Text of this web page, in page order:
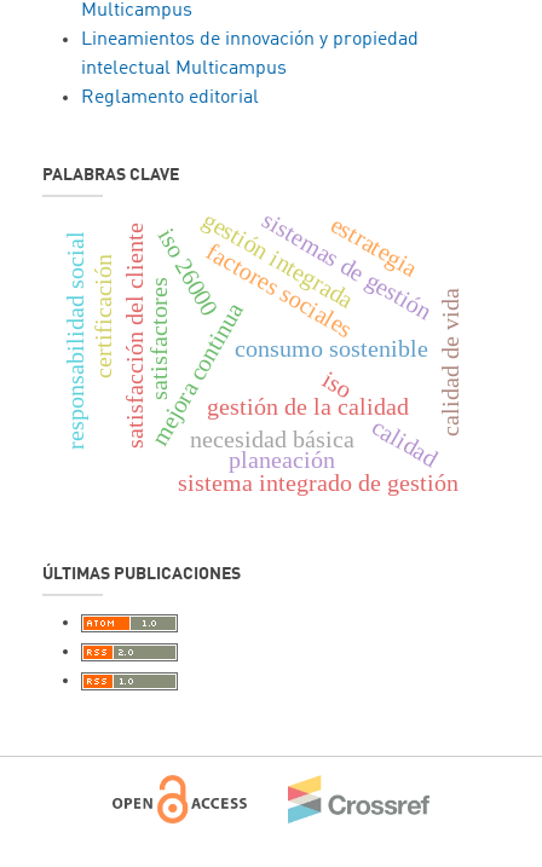
Multicampus
Lineamientos de innovación y propiedad
intelectual Multicampus
Reglamento editorial
PALABRAS CLAVE
mejora continua
satisfacción del cliente gestión de la calidad
consumo sostenible
necesidad básica
satisfactores calidad de vida
factores sociales
gestión integrada
certificación
responsabilidad social sistemas de gestión
iso 26000 estrategia
calidad
iso
planeación
sistema integrado de gestión
ÚLTIMAS PUBLICACIONES